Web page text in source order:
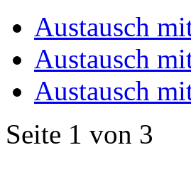
Austausch
Austausch
Austausch
Seite 1 von 3